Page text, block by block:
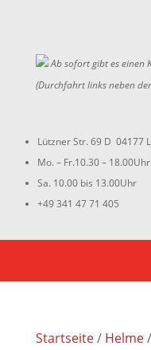
Ab sofort gibt es einen
(Durchfahrt links neben
Lützner Str. 69 D 04177
Mo. – Fr.10.30 – 18.00Uhr
Sa. 10.00 bis 13.00Uhr
+49 341 47 71 405
Startseite/ Helme/